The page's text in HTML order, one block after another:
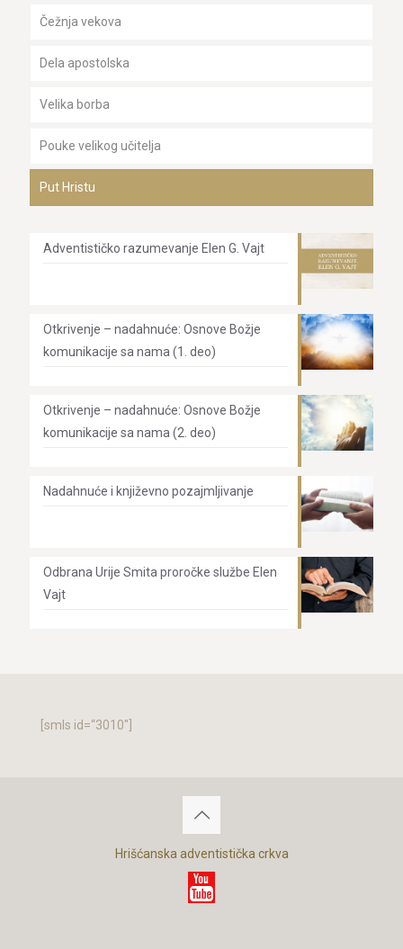
Čežnja vekova
Dela apostolska
Velika borba
Pouke velikog učitelja
Put Hristu
Adventističko razumevanje Elen G. Vajt
Otkrivenje – nadahnuće: Osnove Božje
komunikacije sa nama (1. deo)
Otkrivenje – nadahnuće: Osnove Božje
komunikacije sa nama (2. deo)
Nadahnuće i književno pozajmljivanje
Odbrana Urije Smita proročke službe Elen
Vajt
[smls id=“3010″]
Hrišćanska adventistička crkva